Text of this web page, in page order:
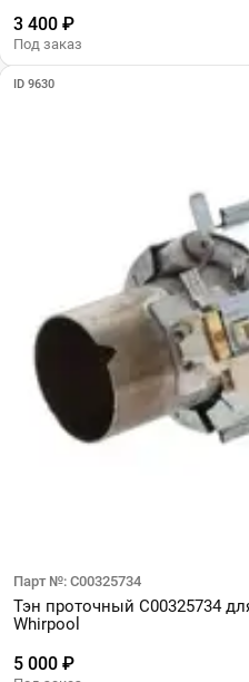
3 400 ₽
Под заказ
ID 9630
Парт №: C00325734
Тэн проточный C00325734
Whirpool
5 000 ₽